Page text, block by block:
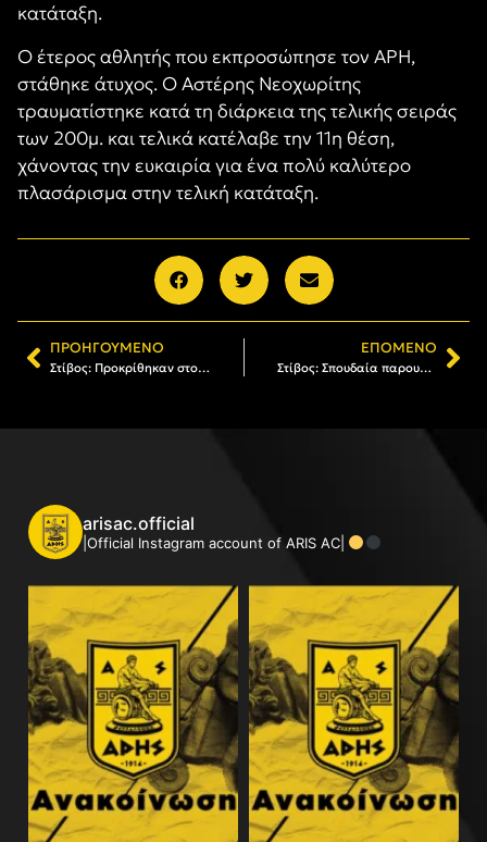
κατάταξη.
Ο έτερος αθλητής που εκπροσώπησε τον ΑΡΗ,
στάθηκε άτυχος. Ο Αστέρης Νεοχωρίτης
τραυματίστηκε κατά τη διάρκεια της τελικής σειράς
των 200μ. και τελικά κατέλαβε την 11η θέση,
χάνοντας την ευκαιρία για ένα πολύ καλύτερο
πλασάρισμα στην τελική κατάταξη.
ΠΡΟΗΓΟΎΜΕΝΟ
Στίβος: Προκρίθηκαν στο Πανελλήνιο Πρωτάθλημα Ρίζος και Μπάρτζου (photos)
ΕΠΌΜΕΝΟ
Στίβος: Σπουδαία παρουσία για Ρίζο και Μπάρτζου στο Πανελλήνιο Πρωτάθλημα
arisac.official
|Official Instagram account of ARIS AC|